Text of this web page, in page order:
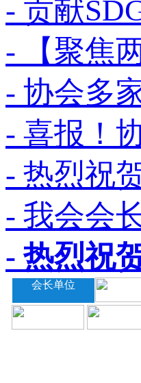
- 贡献
- 【聚焦
- 协会多
- 喜报！
- 热烈祝
- 我会会
- 热烈祝
会长单位